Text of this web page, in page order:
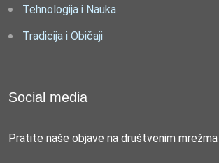
Tehnologija i Nauka
Tradicija i Običaji
Social media
Pratite naše objave na društvenim mrežma